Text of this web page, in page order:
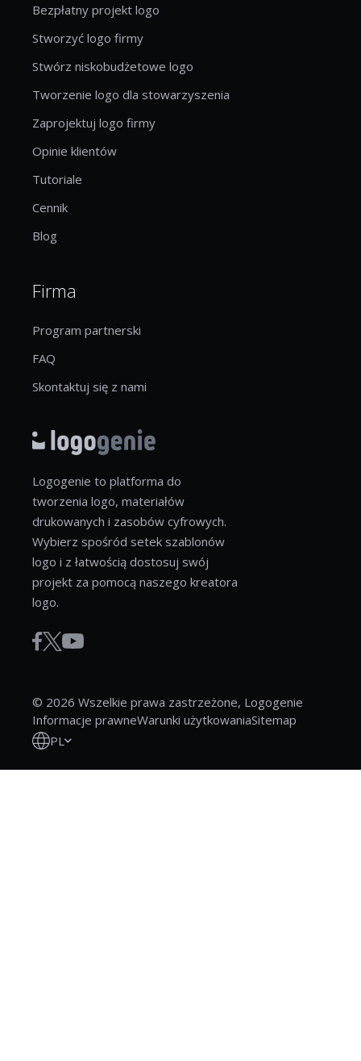
Bezpłatny projekt logo
Stworzyć logo firmy
Stwórz niskobudżetowe logo
Tworzenie logo dla stowarzyszenia
Zaprojektuj logo firmy
Opinie klientów
Tutoriale
Cennik
Blog
Firma
Program partnerski
FAQ
Skontaktuj się z nami
Logogenie to platforma do
tworzenia logo, materiałów
drukowanych i zasobów cyfrowych.
Wybierz spośród setek szablonów
logo i z łatwością dostosuj swój
projekt za pomocą naszego kreatora
logo.
© 2026 Wszelkie prawa zastrzeżone, Logogenie
Informacje prawneWarunki użytkowaniaSitemap
PL